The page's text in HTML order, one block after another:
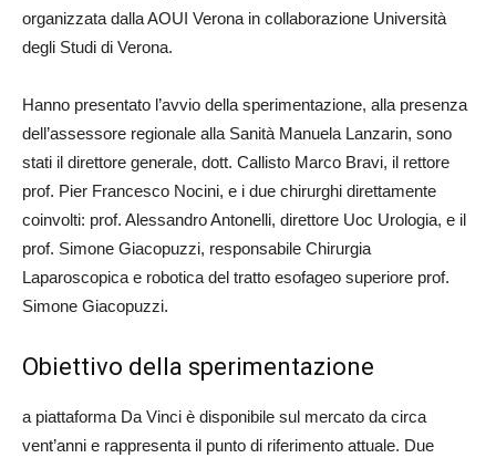
organizzata dalla AOUI Verona in collaborazione Università
degli Studi di Verona.
Hanno presentato l’avvio della sperimentazione, alla presenza
dell’assessore regionale alla Sanità Manuela Lanzarin, sono
stati il direttore generale, dott. Callisto Marco Bravi, il rettore
prof. Pier Francesco Nocini, e i due chirurghi direttamente
coinvolti: prof. Alessandro Antonelli, direttore Uoc Urologia, e il
prof. Simone Giacopuzzi, responsabile Chirurgia
Laparoscopica e robotica del tratto esofageo superiore prof.
Simone Giacopuzzi.
Obiettivo della sperimentazione
a piattaforma Da Vinci è disponibile sul mercato da circa
vent’anni e rappresenta il punto di riferimento attuale. Due